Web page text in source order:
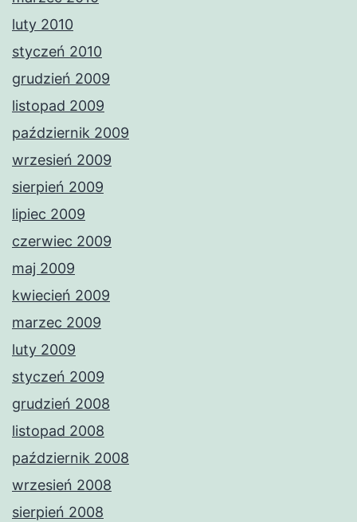
luty 2010
styczeń 2010
grudzień 2009
listopad 2009
październik 2009
wrzesień 2009
sierpień 2009
lipiec 2009
czerwiec 2009
maj 2009
kwiecień 2009
marzec 2009
luty 2009
styczeń 2009
grudzień 2008
listopad 2008
październik 2008
wrzesień 2008
sierpień 2008